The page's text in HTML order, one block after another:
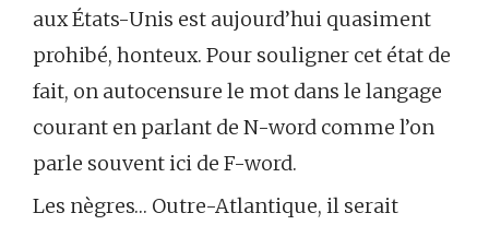
aux États-Unis est aujourd’hui quasiment
prohibé, honteux. Pour souligner cet état de
fait, on autocensure le mot dans le langage
courant en parlant de N-word comme l’on
parle souvent ici de F-word.
Les nègres… Outre-Atlantique, il serait